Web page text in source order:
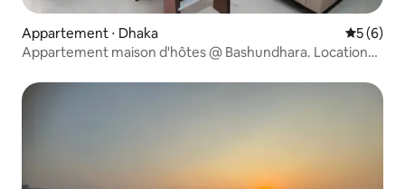
Appartement ⋅ Dhaka
5 (6)
Appartement maison d'hôtes @ Bashundhara. Location